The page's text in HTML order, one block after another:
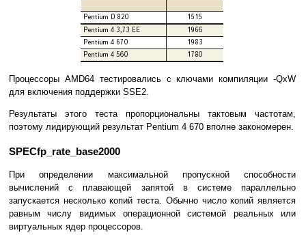
Процессоры AMD64 тестировались с ключами компиляции -QxW
для включения поддержки SSE2.
Результаты этого теста пропорциональны тактовым частотам,
поэтому лидирующий результат Pentium 4 670 вполне закономерен.
SPECfp_rate_base2000
При определении максимальной пропускной способности
вычислений с плавающей запятой в системе параллельно
запускается несколько копий теста. Обычно число копий является
равным числу видимых операционной системой реальных или
виртуальных ядер процессоров.